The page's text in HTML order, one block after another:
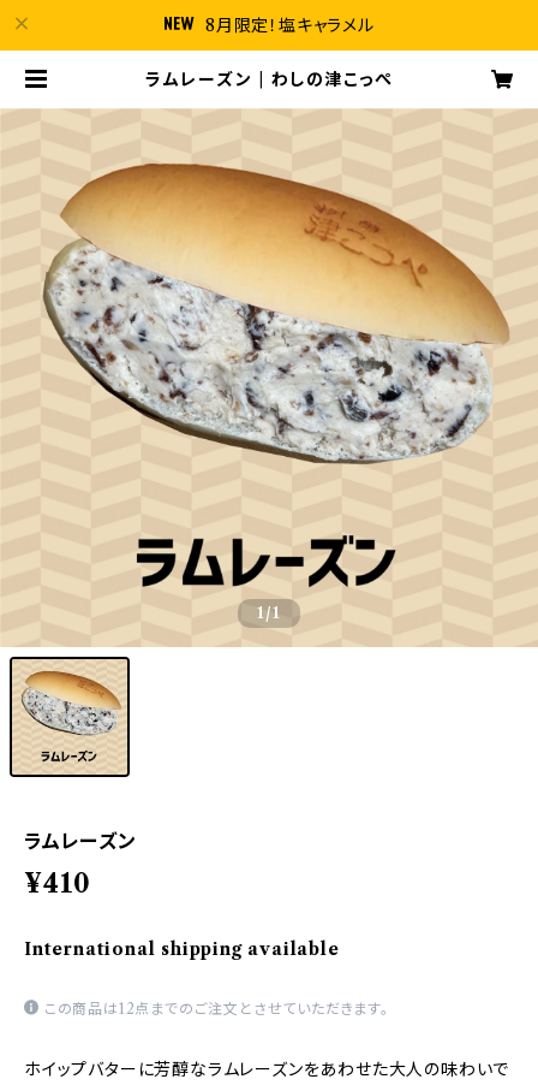
8月限定！塩キャラメル
ラムレーズン | わしの津こっぺ
1/1
ラムレーズン
¥410
International shipping available
この商品は12点までのご注文とさせていただきます。
ホイップバターに芳醇なラムレーズンをあわせた大人の味わいで